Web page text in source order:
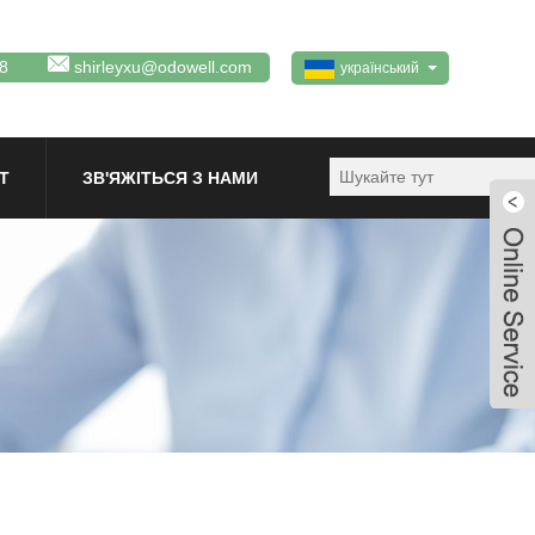
український
shirleyxu@odowell.com
ЗВ'ЯЖІТЬСЯ З НАМИ